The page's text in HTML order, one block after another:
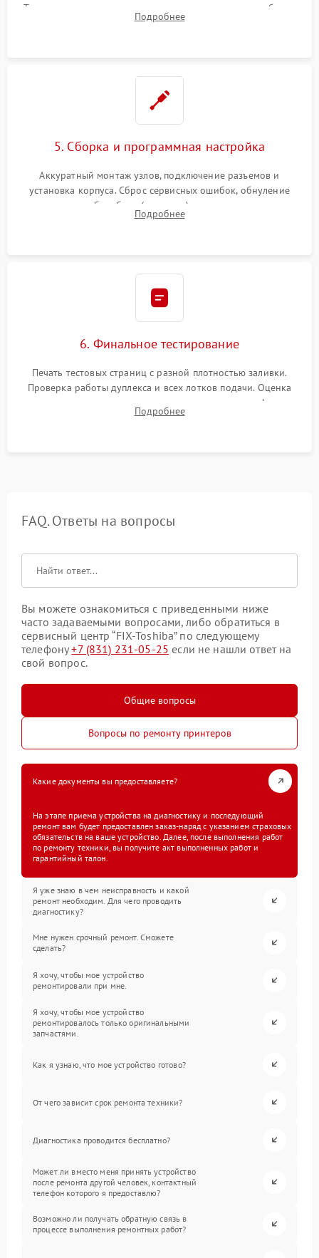
Тщательная очистка тракта печати, контактов и линз блока
лазера (LSU) от просыпанного тонера и пыли.
Подробнее
5. Сборка и программная настройка
Аккуратный монтаж узлов, подключение разъемов и
установка корпуса. Сброс сервисных ошибок, обнуление
счетчиков абсорбера (памперса) или узла переноса,
обновление прошивки и программная калибровка аппарата.
Подробнее
6. Финальное тестирование
Печать тестовых страниц с разной плотностью заливки.
Проверка работы дуплекса и всех лотков подачи. Оценка
качества запекания тонера и полное отсутствие дефектов
изображения перед выдачей готового устройства.
Подробнее
FAQ. Ответы на вопросы
Вы можете ознакомиться с приведенными ниже
часто задаваемыми вопросами, либо обратиться в
сервисный центр “FIX-Toshiba” по следующему
телефону+7 (831) 231-05-25 если не нашли ответ на
свой вопрос.
Общие вопросы
Вопросы по ремонту принтеров
Какие документы вы предоставляете?
На этапе приема устройства на диагностику и последующий
ремонт вам будет предоставлен заказ-наряд с указанием страховых
обязательств на ваше устройство. Далее, после выполнения работ
по ремонту техники, вы получите акт выполненных работ и
гарантийный талон.
Я уже знаю в чем неисправность и какой
ремонт необходим. Для чего проводить
диагностику?
Мне нужен срочный ремонт. Сможете
сделать?
Я хочу, чтобы мое устройство
ремонтировали при мне.
Я хочу, чтобы мое устройство
ремонтировалось только оригинальными
запчастями.
Как я узнаю, что мое устройство готово?
От чего зависит срок ремонта техники?
Диагностика проводится бесплатно?
Может ли вместо меня принять устройство
после ремонта другой человек, контактный
телефон которого я предоставлю?
Возможно ли получать обратную связь в
процессе выполнения ремонтных работ?